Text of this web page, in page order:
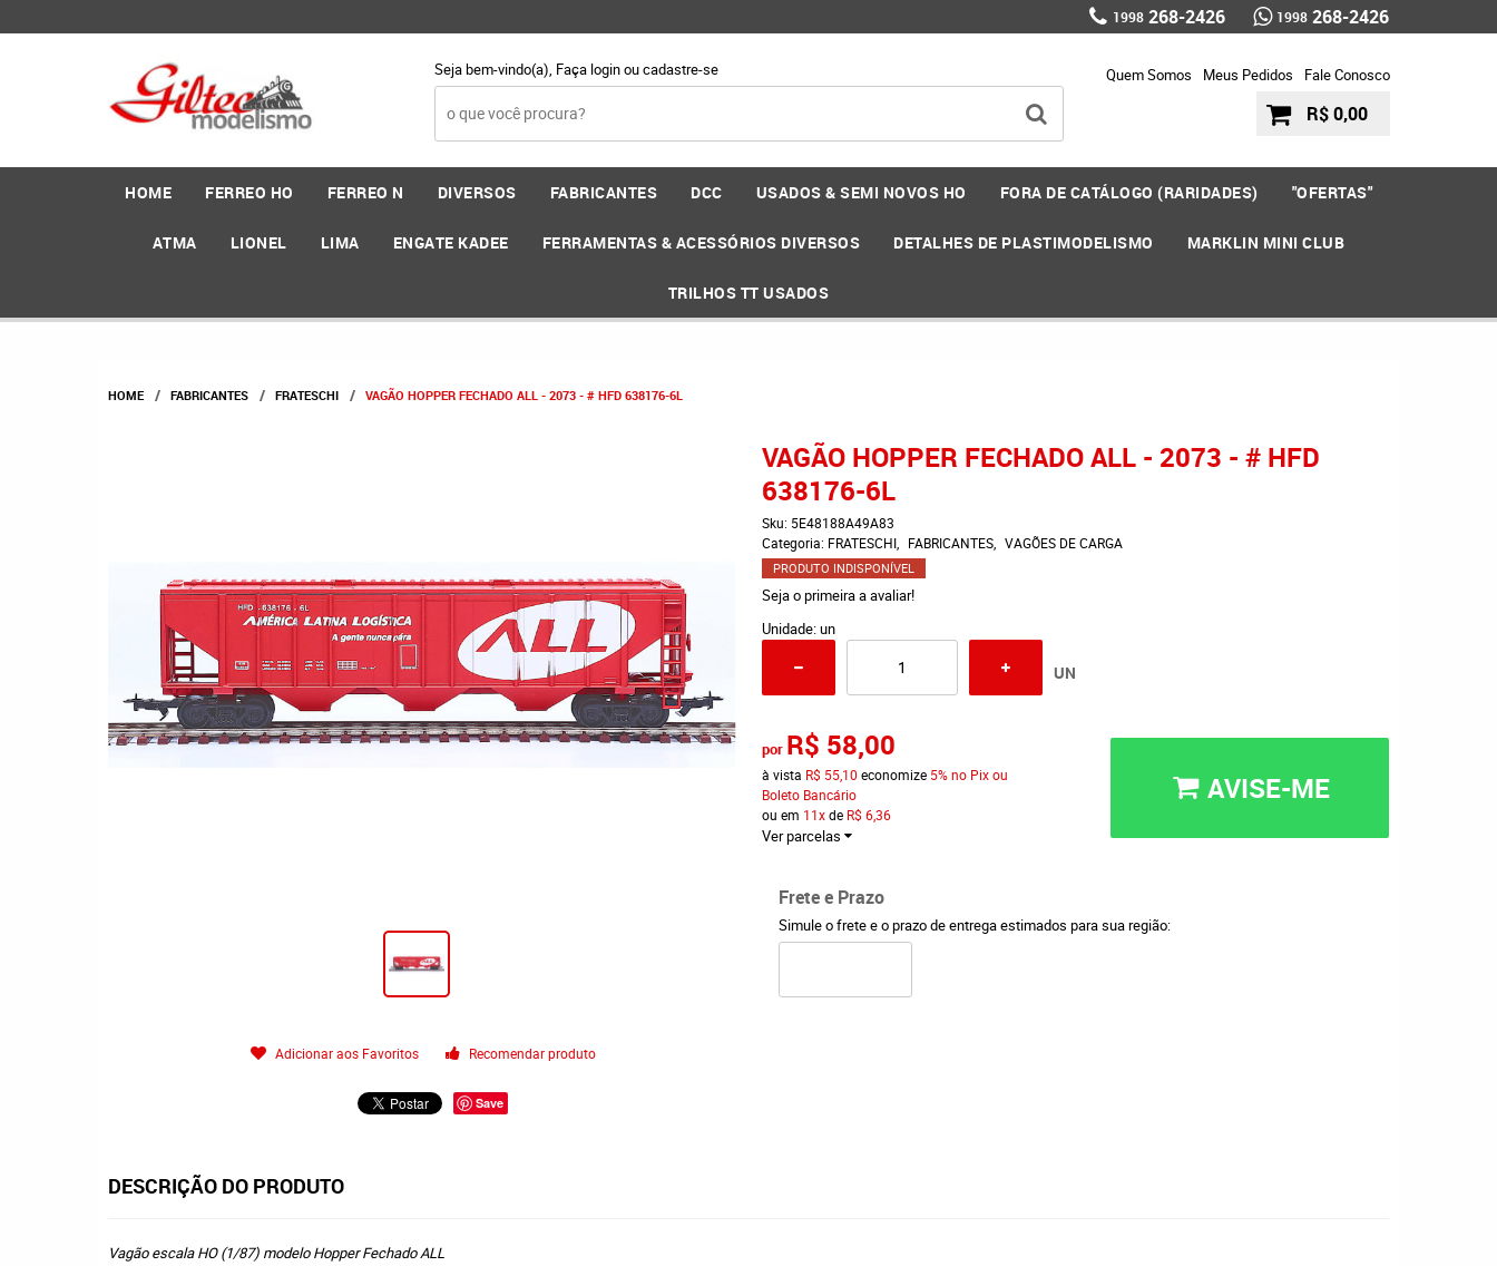
1998 268-2426 1998 268-2426
Seja bem-vindo(a), Faça loginoucadastre-se Quem Somos Meus Pedidos Fale Conosco
R$ 0,00
HOME FERREO HO FERREO N DIVERSOS FABRICANTES DCC USADOS & SEMI NOVOS HO FORA DE CATÁLOGO (RARIDADES) "OFERTAS"
ATMA LIONEL LIMA ENGATE KADEE FERRAMENTAS & ACESSÓRIOS DIVERSOS DETALHES DE PLASTIMODELISMO MARKLIN MINI CLUB
TRILHOS TT USADOS
HOME FABRICANTES FRATESCHI VAGÃO HOPPER FECHADO ALL - 2073 - # HFD 638176-6L
Adicionar aos Favoritos Recomendar produto
Save
VAGÃO HOPPER FECHADO ALL - 2073 - # HFD
638176-6L
Sku: 5E48188A49A83
Categoria: FRATESCHI FABRICANTES VAGÕES DE CARGA
PRODUTO INDISPONÍVEL
Seja o primeira a avaliar!
Unidade: un
UN
por R$ 58,00
à vista R$ 55,10 economize 5% no Pix ou
Boleto Bancário
ou em 11xde R$ 6,36
Ver parcelas
AVISE-ME
Frete e Prazo
Simule o frete e o prazo de entrega estimados para sua região:
DESCRIÇÃO DO PRODUTO
Vagão escala HO (1/87) modelo Hopper Fechado ALL